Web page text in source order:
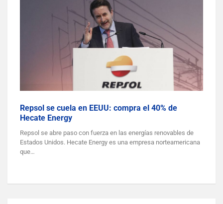
Repsol se cuela en EEUU: compra el 40% de
Hecate Energy
Repsol se abre paso con fuerza en las energías renovables de
Estados Unidos. Hecate Energy es una empresa norteamericana
que…